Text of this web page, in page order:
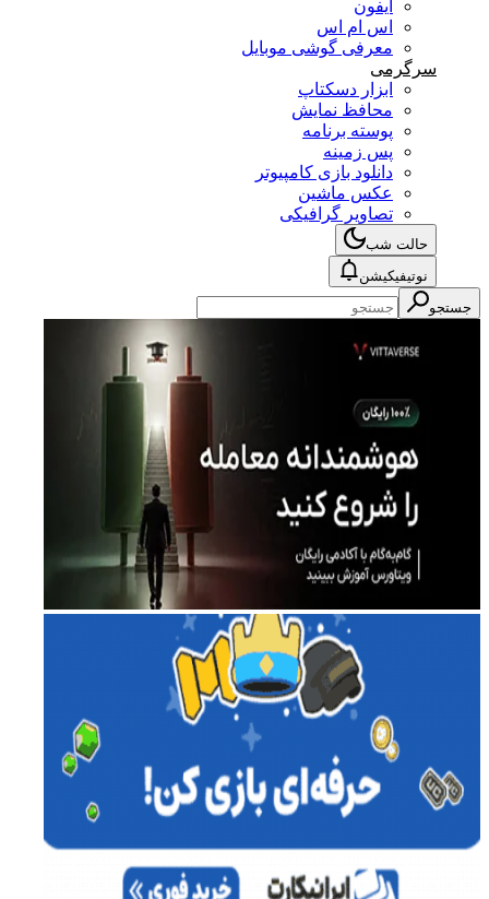
آیفون
اس ام اس
معرفی گوشی موبایل
سرگرمی
ابزار دسکتاپ
محافظ نمایش
پوسته برنامه
پس زمینه
دانلود بازی کامپیوتر
عکس ماشین
تصاویر گرافیکی
حالت شب
نوتیفیکیشن
جستجو